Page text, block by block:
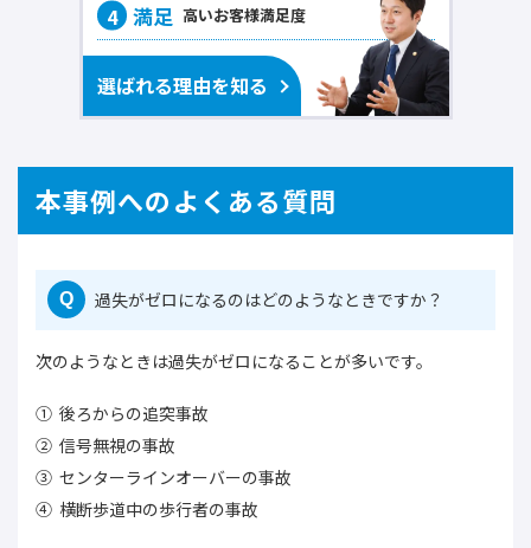
高いお客様満足度
選ばれる理由を知る
本事例へのよくある質問
Q 過失がゼロになるのはどのようなときですか？
次のようなときは過失がゼロになることが多いです。
後ろからの追突事故
信号無視の事故
センターラインオーバーの事故
横断歩道中の歩行者の事故